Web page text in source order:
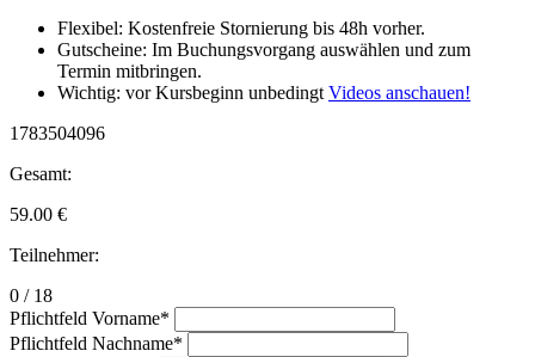
Flexibel: Kostenfreie Stornierung bis 48h vorher.
Gutscheine: Im Buchungsvorgang auswählen und zum
Termin mitbringen.
Wichtig: vor Kursbeginn unbedingtVideos anschauen!
1783504096
Gesamt:
59.00 €
Teilnehmer:
0 / 18
Pflichtfeld Vorname*
Pflichtfeld Nachname*